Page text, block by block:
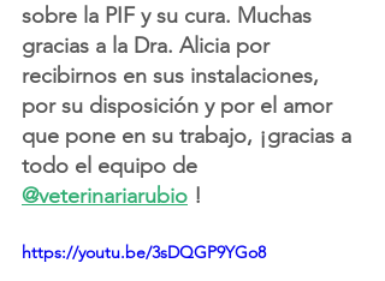
sobre la PIF y su cura. Muchas
gracias a la Dra. Alicia por
recibirnos en sus instalaciones,
por su disposición y por el amor
que pone en su trabajo, ¡gracias a
todo el equipo de
@veterinariarubio !
https://youtu.be/3sDQGP9YGo8